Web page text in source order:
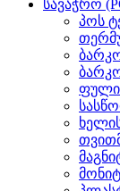
სავაჭრო
პოს